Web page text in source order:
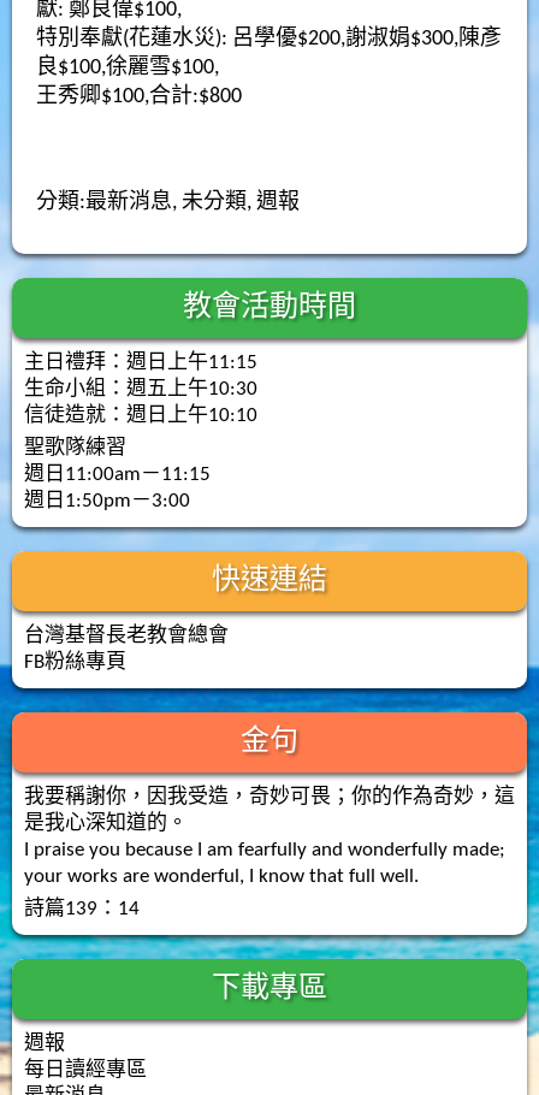
獻: 鄭良偉$100,
特別奉獻(花蓮水災): 呂學優$200,謝淑娟$300,陳彥
良$100,徐麗雪$100,
王秀卿$100,合計:$800
分類:最新消息, 未分類, 週報
教會活動時間
主日禮拜：週日上午11:15
生命小組：週五上午10:30
信徒造就：週日上午10:10
聖歌隊練習
週日11:00am－11:15
週日1:50pm－3:00
快速連結
台灣基督長老教會總會
FB粉絲專頁
金句
我要稱謝你，因我受造，奇妙可畏；你的作為奇妙，這
是我心深知道的。
I praise you because I am fearfully and wonderfully made;
your works are wonderful, I know that full well.
詩篇139：14
下載專區
週報
每日讀經專區